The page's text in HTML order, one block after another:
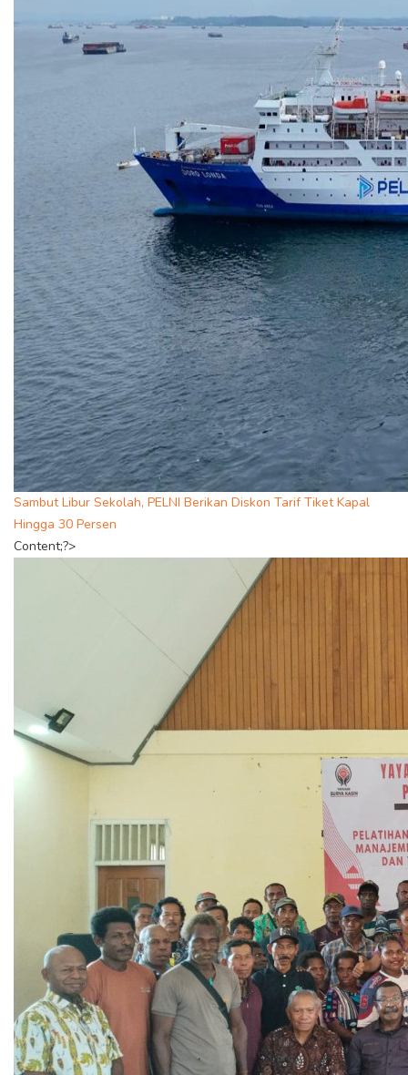
Sambut Libur Sekolah, PELNI Berikan Diskon Tarif Tiket Kapal
Hingga 30 Persen
Content;?>